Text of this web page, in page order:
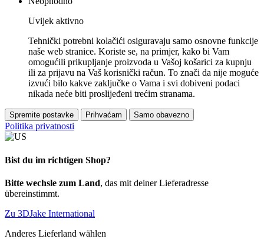
Uvijek aktivno
Tehnički potrebni kolačići osiguravaju samo osnovne funkcije
naše web stranice. Koriste se, na primjer, kako bi Vam
omogućili prikupljanje proizvoda u Vašoj košarici za kupnju
ili za prijavu na Vaš korisnički račun. To znači da nije moguće
izvući bilo kakve zaključke o Vama i svi dobiveni podaci
nikada neće biti proslijeđeni trećim stranama.
Spremite postavke Prihvaćam Samo obavezno
Politika privatnosti
Bist du im richtigen Shop?
Bitte wechsle zum Land, das mit deiner Lieferadresse
übereinstimmt.
Zu 3DJake International
Anderes Lieferland wählen